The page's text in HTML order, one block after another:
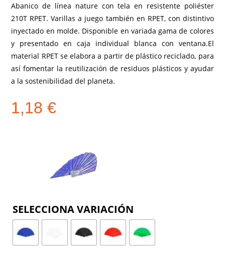
Abanico de línea nature con tela en resistente poliéster
210T RPET. Varillas a juego también en RPET, con distintivo
inyectado en molde. Disponible en variada gama de colores
y presentado en caja individual blanca con ventana.El
material RPET se elabora a partir de plástico reciclado, para
así fomentar la reutilización de residuos plásticos y ayudar
a la sostenibilidad del planeta.
1,18€